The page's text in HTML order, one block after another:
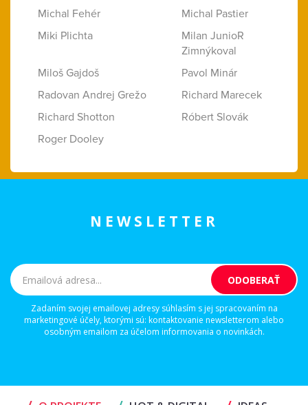
Michal Fehér
Michal Pastier
Miki Plichta
Milan JunioR
Zimnýkoval
Miloš Gajdoš
Pavol Minár
Radovan Andrej Grežo
Richard Marecek
Richard Shotton
Róbert Slovák
Roger Dooley
NEWSLETTER
Zadaním svojej emailovej adresy súhlasím s jej spracovaním na
marketingové účely, ktorými sú: kontaktovanie newsletterom alebo
osobným emailom za účelom informovania o novinkách.